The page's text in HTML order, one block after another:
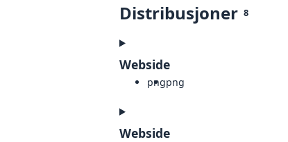
Distribusjoner 8
Webside
pngpng
Webside